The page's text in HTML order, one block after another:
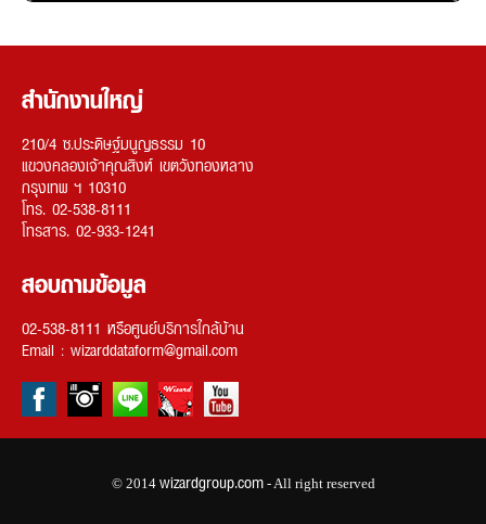
สำนักงานใหญ่
210/4 ซ.ประดิษฐ์มนูญธรรม 10
แขวงคลองเจ้าคุณสิงห์ เขตวังทองหลาง
กรุงเทพ ฯ 10310
โทร. 02-538-8111
โทรสาร. 02-933-1241
สอบถามข้อมูล
02-538-8111 หรือศูนย์บริการใกล้บ้าน
Email : wizarddataform@gmail.com
© 2014 wizardgroup.com- All right reserved